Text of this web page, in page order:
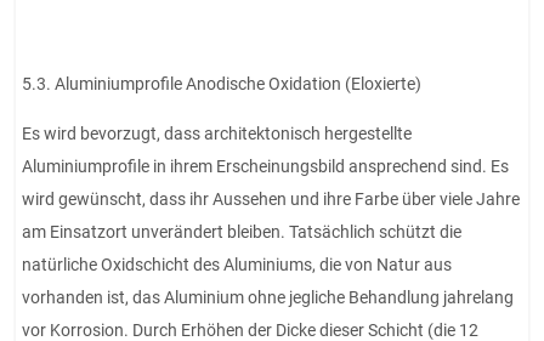
5.3. Aluminiumprofile Anodische Oxidation (Eloxierte)
Es wird bevorzugt, dass architektonisch hergestellte
Aluminiumprofile in ihrem Erscheinungsbild ansprechend sind. Es
wird gewünscht, dass ihr Aussehen und ihre Farbe über viele Jahre
am Einsatzort unverändert bleiben. Tatsächlich schützt die
natürliche Oxidschicht des Aluminiums, die von Natur aus
vorhanden ist, das Aluminium ohne jegliche Behandlung jahrelang
vor Korrosion. Durch Erhöhen der Dicke dieser Schicht (die 12